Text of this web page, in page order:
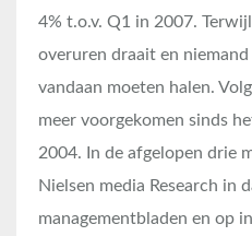
4% t.o.v. Q1 in 2007.
overuren draait en
vandaan moeten halen.
meer voorgekomen sinds
2004. In de afgelopen drie
Nielsen media Research in
managementbladen en op